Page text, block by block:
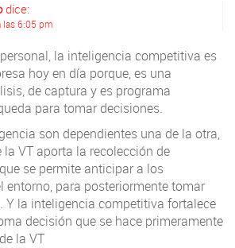
dice:
las 6:05 pm
la inteligencia competitiva es
hoy en día porque, es una
de captura y es programa
para tomar decisiones.
son dependientes una de la otra,
VT aporta la recolección de
se permite anticipar a los
entorno, para posteriormente tomar
Y la inteligencia competitiva fortalece
decisión que se hace primeramente
la VT